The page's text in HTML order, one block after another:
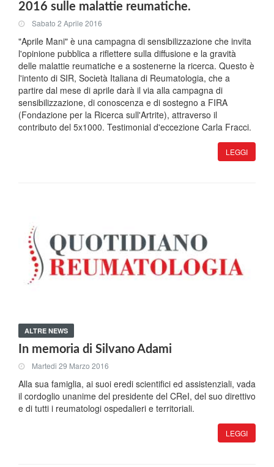
2016 sulle malattie reumatiche.
Sabato 2 Aprile 2016
"Aprile Mani" è una campagna di sensibilizzazione che invita
l'opinione pubblica a riflettere sulla diffusione e la gravità
delle malattie reumatiche e a sostenerne la ricerca. Questo è
l'intento di SIR, Società Italiana di Reumatologia, che a
partire dal mese di aprile darà il via alla campagna di
sensibilizzazione, di conoscenza e di sostegno a FIRA
(Fondazione per la Ricerca sull'Artrite), attraverso il
contributo del 5x1000. Testimonial d'eccezione Carla Fracci.
LEGGI
ALTRE NEWS
In memoria di Silvano Adami
Martedi 29 Marzo 2016
Alla sua famiglia, ai suoi eredi scientifici ed assistenziali, vada
il cordoglio unanime del presidente del CReI, del suo direttivo
e di tutti i reumatologi ospedalieri e territoriali.
LEGGI